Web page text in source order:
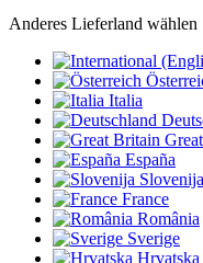
Anderes Lieferland wählen
Italia
España
Slovenija
France
România
Sverige
Hrvatska